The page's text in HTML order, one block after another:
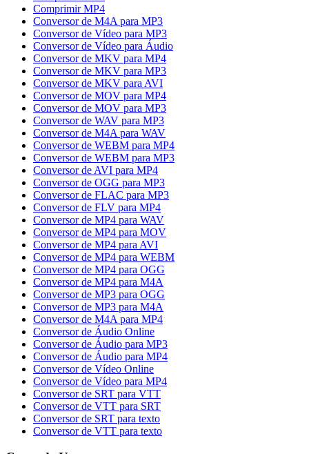
Comprimir MP4
Conversor de M4A para MP3
Conversor de Vídeo para MP3
Conversor de Vídeo para Áudio
Conversor de MKV para MP4
Conversor de MKV para MP3
Conversor de MKV para AVI
Conversor de MOV para MP4
Conversor de MOV para MP3
Conversor de WAV para MP3
Conversor de M4A para WAV
Conversor de WEBM para MP4
Conversor de WEBM para MP3
Conversor de AVI para MP4
Conversor de OGG para MP3
Conversor de FLAC para MP3
Conversor de FLV para MP4
Conversor de MP4 para WAV
Conversor de MP4 para MOV
Conversor de MP4 para AVI
Conversor de MP4 para WEBM
Conversor de MP4 para OGG
Conversor de MP4 para M4A
Conversor de MP3 para OGG
Conversor de MP3 para M4A
Conversor de M4A para MP4
Conversor de Áudio Online
Conversor de Áudio para MP3
Conversor de Áudio para MP4
Conversor de Vídeo Online
Conversor de Vídeo para MP4
Conversor de SRT para VTT
Conversor de VTT para SRT
Conversor de SRT para texto
Conversor de VTT para texto